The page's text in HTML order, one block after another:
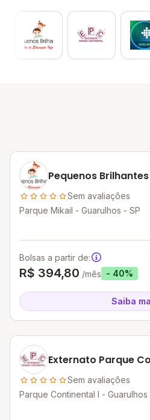
Pequenos Brilhantes
Sem avaliações
Parque Mikail - Guarulhos - SP
Bolsas a partir de:
R$ 394,80 /mês - 40%
Saiba
Externato Parque
Sem avaliações
Parque Continental I - Guarulhos